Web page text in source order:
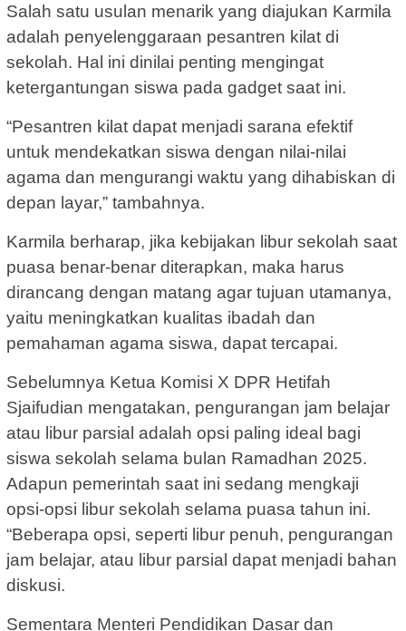
Salah satu usulan menarik yang diajukan Karmila
adalah penyelenggaraan pesantren kilat di
sekolah. Hal ini dinilai penting mengingat
ketergantungan siswa pada gadget saat ini.
“Pesantren kilat dapat menjadi sarana efektif
untuk mendekatkan siswa dengan nilai-nilai
agama dan mengurangi waktu yang dihabiskan di
depan layar,” tambahnya.
Karmila berharap, jika kebijakan libur sekolah saat
puasa benar-benar diterapkan, maka harus
dirancang dengan matang agar tujuan utamanya,
yaitu meningkatkan kualitas ibadah dan
pemahaman agama siswa, dapat tercapai.
Sebelumnya Ketua Komisi X DPR Hetifah
Sjaifudian mengatakan, pengurangan jam belajar
atau libur parsial adalah opsi paling ideal bagi
siswa sekolah selama bulan Ramadhan 2025.
Adapun pemerintah saat ini sedang mengkaji
opsi-opsi libur sekolah selama puasa tahun ini.
“Beberapa opsi, seperti libur penuh, pengurangan
jam belajar, atau libur parsial dapat menjadi bahan
diskusi.
Sementara Menteri Pendidikan Dasar dan